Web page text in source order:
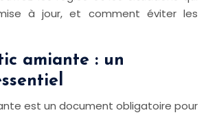
à jour, et comment éviter les
amiante : un
est un document obligatoire pour